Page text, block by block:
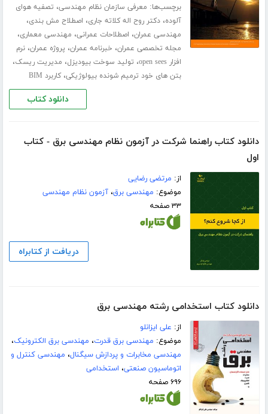
برچسب‌ها: معرفی سازمان نظام مهندسی، تصفیه هوای
آلوده،دکتر روح اله کلاته جاری، اصطلاح مش بندی،
مهندسی عمران، اصطلاحات عمرانی، مهندسی معماری،
مجله تخصصی عمران، خبرنامه عمران، پروژه عمران،نرم
افزار open sees
، تولید سوخت بیودیزل، مدیریت ریسک،
بتن های خود ترمیم شونده بیولوژیکی،کاربرد BIM
دانلود کتاب
دانلود کتاب راهنما شرکت در آزمون نظام مهندسی برق - کتاب
اول
از: مرتضی رضایی
موضوع: مهندسی برق،آزمون نظام مهندسی
۳۳ صفحه
دریافت از کتابراه
دانلود کتاب استخدامی رشته مهندسی برق
از: علی ایزانلو
موضوع: مهندسی برق قدرت، مهندسی برق الکترونیک،
مهندسی مخابرات و پردازش سیگنال، مهندسی کنترل و
اتوماسیون صنعتی، استخدامی
۶۹۶ صفحه